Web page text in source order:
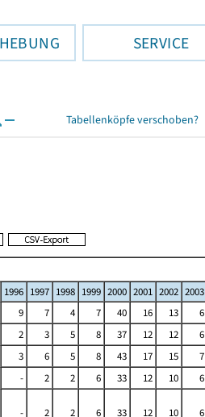
SERVICE
Tabellenköpfe verschoben?
1996 1997 1998 1999 2000 2001 2002 2003
9 7 4 7 40 16 13 6
2 3 5 8 37 12 12 6
3 6 5 8 43 17 15 7
- 2 2 6 33 12 10 6
- 2 2 6 33 12 10 6